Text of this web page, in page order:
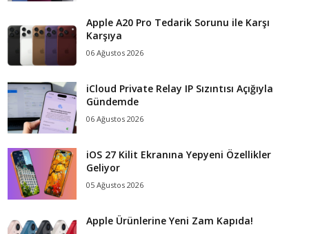
Apple A20 Pro Tedarik Sorunu ile Karşı
Karşıya
06 Ağustos 2026
iCloud Private Relay IP Sızıntısı Açığıyla
Gündemde
06 Ağustos 2026
iOS 27 Kilit Ekranına Yepyeni Özellikler
Geliyor
05 Ağustos 2026
Apple Ürünlerine Yeni Zam Kapıda!